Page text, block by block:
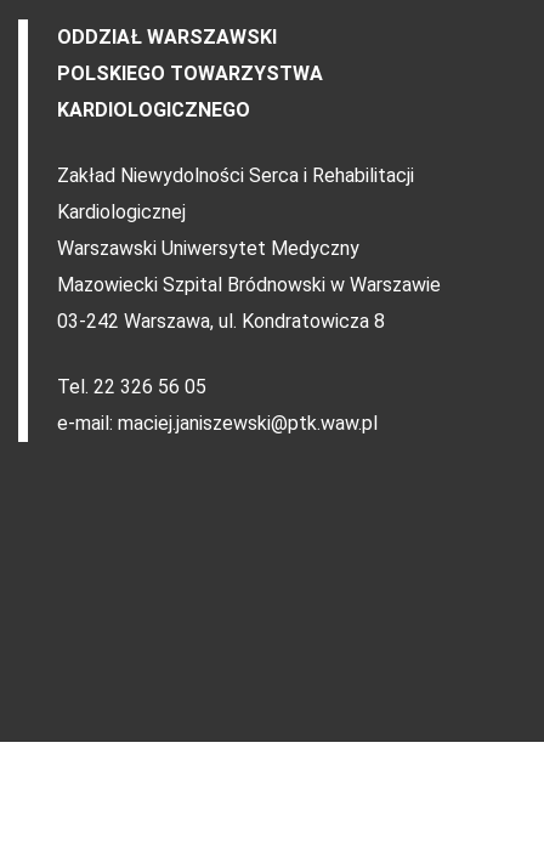
ODDZIAŁ WARSZAWSKI
POLSKIEGO TOWARZYSTWA
KARDIOLOGICZNEGO
Zakład Niewydolności Serca i Rehabilitacji
Kardiologicznej
Warszawski Uniwersytet Medyczny
Mazowiecki Szpital Bródnowski w Warszawie
03-242 Warszawa, ul. Kondratowicza 8
Tel. 22 326 56 05
e-mail: maciej.janiszewski@ptk.waw.pl